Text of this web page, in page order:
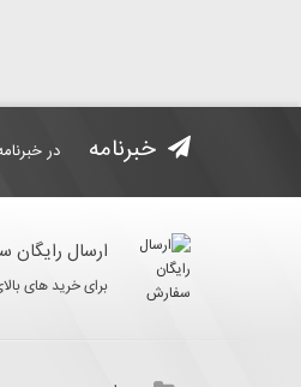
خبرنامه در
ارسال رایگان
برای خرید های بالای 3 میلیون